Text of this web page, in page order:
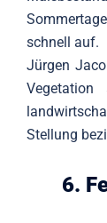
schnell auf.
Jürgen
Stellung
6.